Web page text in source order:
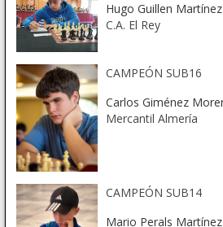
Hugo Guillen Martínez
C.A. El Rey
CAMPEÓN SUB16
Carlos Giménez
Mercantil Almería
CAMPEÓN SUB14
Mario Perals Martínez